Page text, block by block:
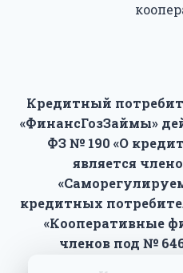
Кредитный
«ФинансГозЗаймы»
ФЗ № 190 «О
является
кредитных
«Кооперативные
членов под № 646